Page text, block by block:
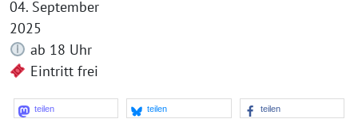
04. September
2025
ab 18 Uhr
Eintritt frei
teilen teilen teilen